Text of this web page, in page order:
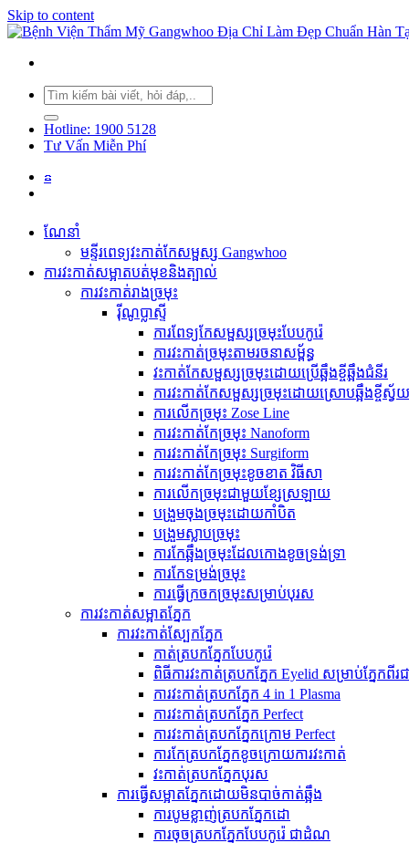
Skip to content
Hotline: 1900 5128
Tư Vấn Miễn Phí
☎︎
ណែនាំ
មន្ទីរពេទ្យវះកាត់កែសម្ផស្ស Gangwhoo
ការវះកាត់សម្អាតបត់មុខនិងត្បាល់
ការវះកាត់រាងច្រមុះ
រ៉ីណូប្លាស្ទី
ការពែទ្យកែសម្ផស្សច្រមុះបែបកូរ៉េ
ការវះកាត់ច្រមុះតាមរចនាសម្ព័ន្ធ
វះកាត់កែសម្ផស្សច្រមុះដោយប្រើឆ្អឹងខ្ចីឆ្អឹងជំនីរ
ការវះកាត់កែសម្ផស្សច្រមុះដោយស្រោបឆ្អឹងខ្ចីស្វ័យ
ការលើកច្រមុះ Zose Line
ការវះកាត់កែច្រមុះ Nanoform
ការវះកាត់កែច្រមុះ Surgiform
ការវះកាត់កែច្រមុះខូចខាត វិធីសា
ការលើកច្រមុះជាមួយខ្សែស្រឡាយ
បង្រួមចុងច្រមុះដោយកាំបិត
បង្រួមស្លាបច្រមុះ
ការ​កែ​ឆ្អឹង​ច្រមុះ​ដែល​កោង​ខូច​ទ្រង់ទ្រា
ការ​កែ​ទម្រង់​ច្រមុះ
ការធ្វើក្រចកច្រមុះសម្រាប់បុរស
ការវះកាត់សម្អាតភ្នែក
ការវះកាត់ស្បែកភ្នែក
កាត់ត្របកភ្នែកបែបកូរ៉េ
ពិធីការវះកាត់ត្របកភ្នែក Eyelid សម្រាប់ភ្នែកពី
ការវះកាត់ត្របកភ្នែក 4 in 1 Plasma
ការវះកាត់ត្របកភ្នែក Perfect
ការវះកាត់ត្របកភ្នែកក្រោម Perfect
ការកែត្របកភ្នែកខូចក្រោយការវះកាត់
វះកាត់ត្របកភ្នែកបុរស
ការធ្វើសម្អាតភ្នែកដោយមិនបាច់កាត់ឆ្អឹង
ការបូមខ្លាញ់ត្របកភ្នែកដោ
ការចុចត្របកភ្នែកបែបកូរ៉េ ជាដំណ